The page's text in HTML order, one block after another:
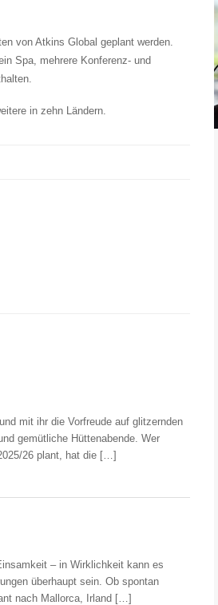
von Atkins Global geplant werden.
Spa, mehrere Konferenz- und
in zehn Ländern.
mit ihr die Vorfreude auf glitzernden
gemütliche Hüttenabende. Wer
26 plant, hat die […]
– in Wirklichkeit kann es
überhaupt sein. Ob spontan
nach Mallorca, Irland […]